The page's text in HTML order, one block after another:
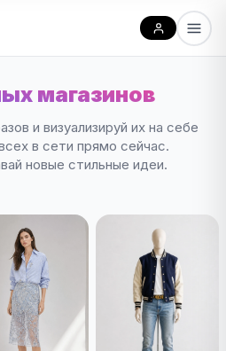
магазинов
и визуализируй их на себе
в сети прямо сейчас.
новые стильные идеи.